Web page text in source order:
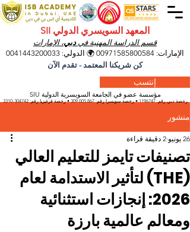
المعهد السويسري الدولي SII
قسم الدراسة المهنية فيدبي، الإمارات
إنتسب
مؤسسة عضو في الجامعة السويسرية الدولية SIU
رخصة دبي رقم:1196747• رخصة سويسرا رقم:309.005.867• رخصة قرغيزيارقم:304742-3310
الإمارات: 00971585800584 🌍 الدولي: 0041443200033
كن شريكنا المعتمد - تقدم الآن
منشور
تصنيفات تايمز للتعليم العالي
(THE) لتأثير الاستدامة لعام
2026: إنجازات استثنائية
ومعالم عالمية بارزة
26 يونيو 2 دقيقة قراءة